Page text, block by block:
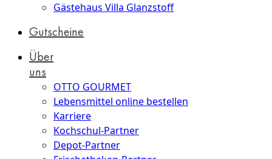
Gästehaus Villa Glanzstoff
Gutscheine
Über
uns
OTTO GOURMET
Lebensmittel online bestellen
Karriere
Kochschul-Partner
Depot-Partner